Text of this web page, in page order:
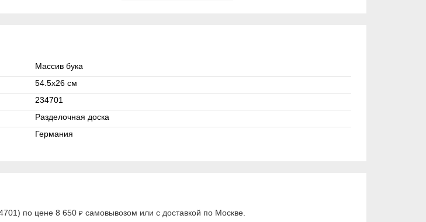
Массив бука
54.5x26 см
234701
Разделочная доска
Германия
по цене 8 650 ₽ самовывозом или с доставкой по Москве.